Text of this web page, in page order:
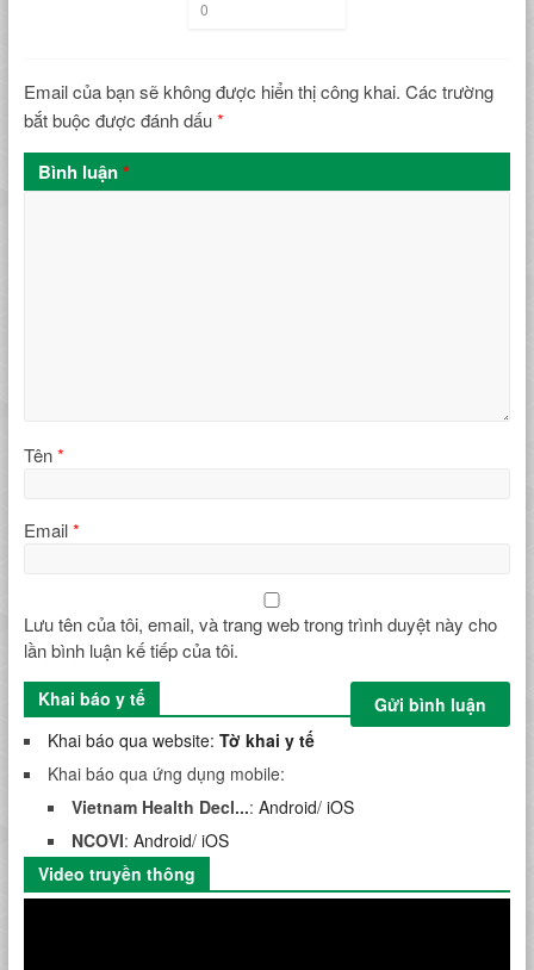
0
Email của bạn sẽ không được hiển thị công khai. Các trường
bắt buộc được đánh dấu*
Bình luận*
Tên*
Email*
Lưu tên của tôi, email, và trang web trong trình duyệt này cho
lần bình luận kế tiếp của tôi.
Khai báo y tế
Khai báo qua website: Tờ khai y tế
Khai báo qua ứng dụng mobile:
Vietnam Health Decl...: Android/ iOS
NCOVI: Android/ iOS
Video truyền thông